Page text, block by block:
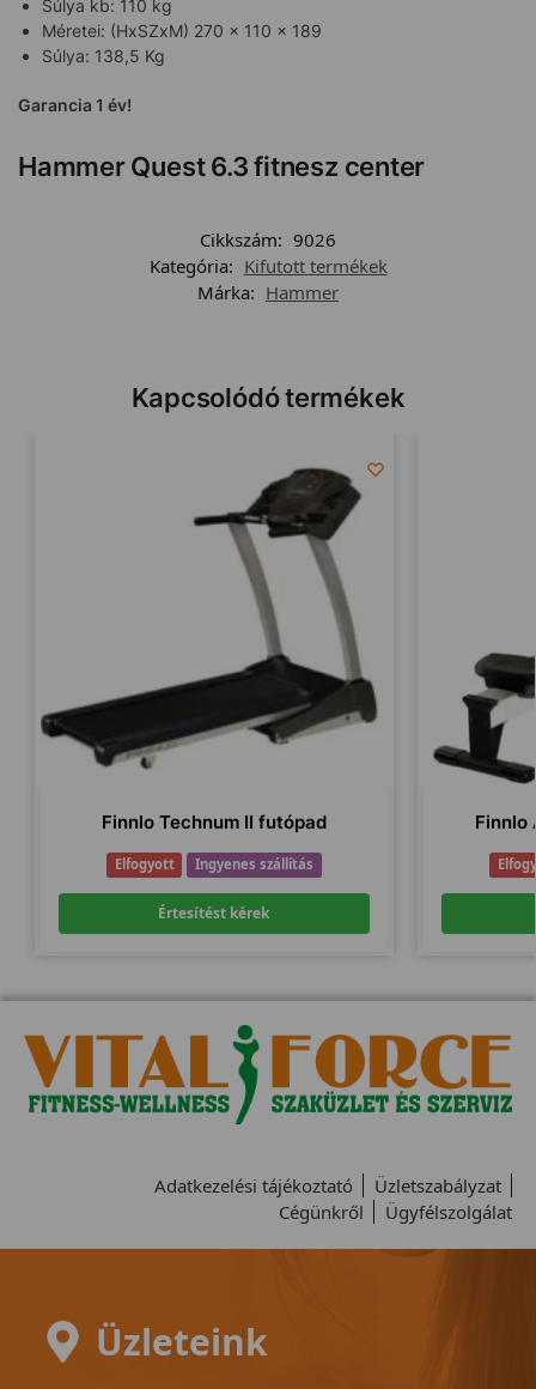
Súlya kb: 110 kg
Méretei: (HxSZxM) 270 x 110 x 189
Súlya: 138,5 Kg
Garancia 1 év!
Hammer Quest 6.3 fitnesz center
Cikkszám: 9026
Kategória: Kifutott termékek
Márka: Hammer
Kapcsolódó termékek
Finnlo Technum II futópad
Elfogyott Ingyenes szállítás
Értesítést kérek
Finnlo
Adatkezelési tájékoztató
Üzletszabályzat
Cégünkről
Ügyfélszolgálat
Üzleteink